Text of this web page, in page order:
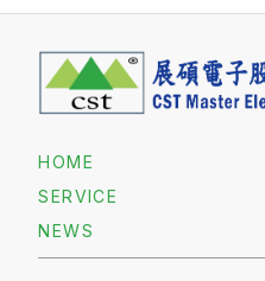
HOME
SERVICE
NEWS